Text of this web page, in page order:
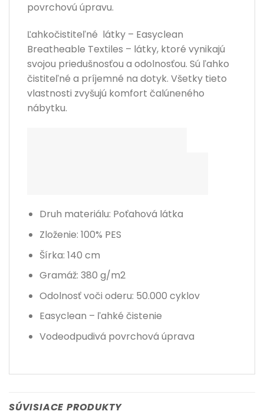
povrchovú úpravu.
Ľahkočistiteľné látky – Easyclean
Breatheable Textiles – látky, ktoré vynikajú
svojou priedušnosťou a odolnosťou. Sú ľahko
čistiteľné a príjemné na dotyk. Všetky tieto
vlastnosti zvyšujú komfort čalúneného
nábytku.
Druh materiálu: Poťahová látka
Zloženie: 100% PES
Šírka: 140 cm
Gramáž: 380 g/m2
Odolnosť voči oderu: 50.000 cyklov
Easyclean – ľahké čistenie
Vodeodpudivá povrchová úprava
SÚVISIACE PRODUKTY